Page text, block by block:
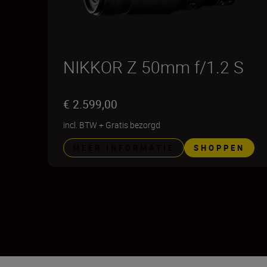
NIKKOR Z 50mm f/1.2 S
€ 2.599,00
incl. BTW + Gratis bezorgd
SHOPPEN